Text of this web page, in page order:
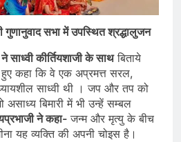
गुणानुवाद सभा में उपस्थित श्रद्धालुजन
साध्वी कीर्तियशाजी के साथबिताये
कहा कि वे एक अप्रमत्त सरल,
साध्वी थी । जप और तप को
असाध्य बिमारी में भी उन्हें सम्बल
ने कहा- जन्म और मृत्यु के बीच
यह व्यक्ति की अपनी चोइस है।